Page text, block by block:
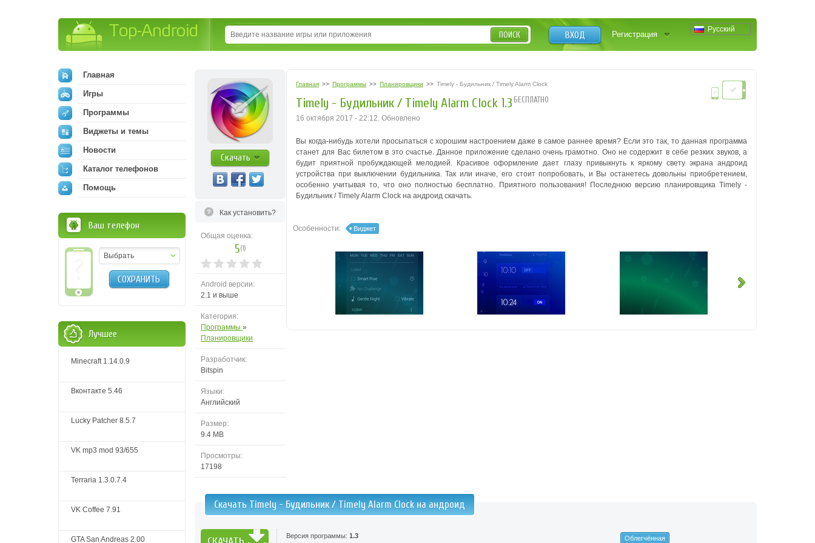
Русский
ВХОД Регистрация
ПОИСК
Скачать
Как установить?
Общая оценка:
5(1)
Android версии:
2.1 и выше
Категория:
Программы »
Планировщики
Разработчик:
Bitspin
Языки:
Английский
Размер:
9.4 MB
Просмотры:
17198
Главная >> Программы >> Планировщики >> Timely - Будильник / Timely Alarm Clock
Timely - Будильник / Timely Alarm Clock 1.3 БЕСПЛАТНО
16 октября 2017 - 22:12. Обновлено
Вы когда-нибудь хотели просыпаться с хорошим настроением даже в самое раннее время? Если это так, то данная программа
станет для Вас билетом в это счастье. Данное приложение сделано очень грамотно. Оно не содержит в себе резких звуков, а
будит приятной пробуждающей мелодией. Красивое оформление дает глазу привыкнуть к яркому свету экрана андроид
устройства при выключении будильника. Так или иначе, его стоит попробовать, и Вы останетесь довольны приобретением,
особенно учитывая то, что оно полностью бесплатно. Приятного пользования! Последнюю версию планировщика Timely -
Будильник / Timely Alarm Clock на андроид скачать.
Особенности: Виджет
Скачать Timely - Будильник / Timely Alarm Clock на андроид
Версия программы: 1.3
Облегчённая
Главная
Игры
Программы
Виджеты и темы
Новости
Каталог телефонов
Помощь
Ваш телефон
Выбрать
СОХРАНИТЬ
Лучшее
Minecraft 1.14.0.9
Вконтакте 5.46
Lucky Patcher 8.5.7
VK mp3 mod 93/655
Terraria 1.3.0.7.4
VK Coffee 7.91
GTA San Andreas 2.00